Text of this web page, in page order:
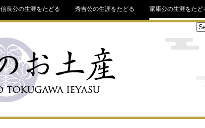
信長公の生涯をたどる 秀吉公の生涯をたどる 家康公の生涯をたど